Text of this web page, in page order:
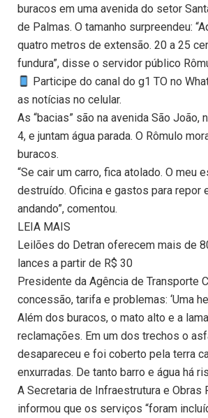
buracos em uma avenida do setor
de Palmas. O tamanho surpreendeu:
quatro metros de extensão. 20 a 25
fundura”, disse o servidor público
Participe do canal do g1 TO no
as notícias no celular.
As “bacias” são na avenida São João,
4, e juntam água parada. O Rômulo
buracos.
“Se cair um carro, fica atolado. O meu
destruído. Oficina e gastos para repor
andando”, comentou.
LEIA MAIS
Leilões do Detran oferecem mais de
lances a partir de R$ 30
Presidente da Agência de Transporte
concessão, tarifa e problemas: ‘Uma
Além dos buracos, o mato alto e a
reclamações. Em um dos trechos o
desapareceu e foi coberto pela terra
enxurradas. De tanto barro e água há
A Secretaria de Infraestrutura e Obras
informou que os serviços “foram